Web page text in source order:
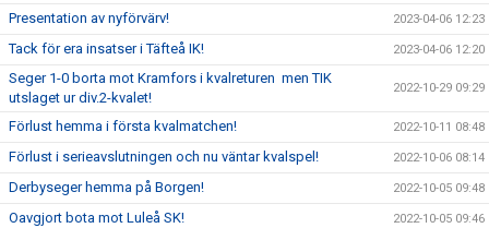
Presentation av nyförvärv! 2023-04-06 12:23
Tack för era insatser i Täfteå IK! 2023-04-06 12:20
Seger 1-0 borta mot Kramfors i kvalreturen men TIK
utslaget ur div.2-kvalet!
2022-10-29 09:29
Förlust hemma i första kvalmatchen! 2022-10-11 08:48
Förlust i serieavslutningen och nu väntar kvalspel! 2022-10-06 08:14
Derbyseger hemma på Borgen! 2022-10-05 09:48
Oavgjort bota mot Luleå SK! 2022-10-05 09:46